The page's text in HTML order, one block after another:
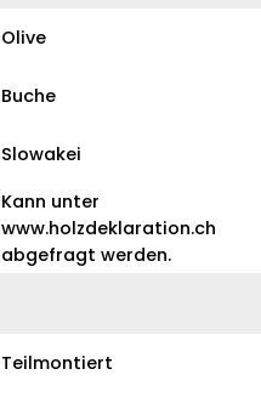
Olive
Buche
Slowakei
Kann unter
www.holzdeklaration.ch
abgefragt werden.
Teilmontiert